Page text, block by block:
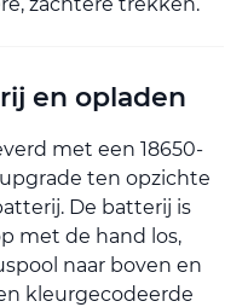
en opladen
met een 18650-
ten opzichte
De batterij is
met de hand los,
naar boven en
kleurgecodeerde